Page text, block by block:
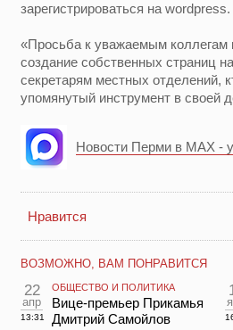
зарегистрироваться на
«Просьба к уважаемым
создание собственных страниц
секретарям местных отделений,
упомянутый инструмент в своей
Новости Перми в MAX -
Нравится
ВОЗМОЖНО, ВАМ ПОНРАВИТСЯ
22
апр
13:31
ОБЩЕСТВО И ПОЛИТИКА
Вице-премьер Прикамья
Дмитрий Самойлов